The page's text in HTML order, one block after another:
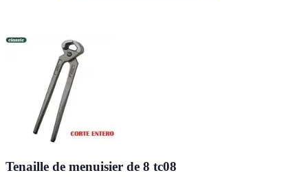
Tenaille de menuisier de 8 tc08